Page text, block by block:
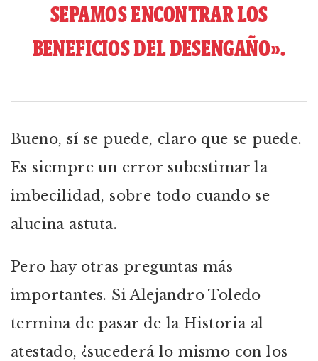
SEPAMOS ENCONTRAR LOS
BENEFICIOS DEL DESENGAÑO».
Bueno, sí se puede, claro que se puede.
Es siempre un error subestimar la
imbecilidad, sobre todo cuando se
alucina astuta.
Pero hay otras preguntas más
importantes. Si Alejandro Toledo
termina de pasar de la Historia al
atestado, ¿sucederá lo mismo con los